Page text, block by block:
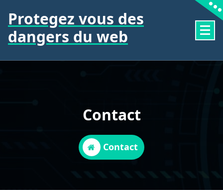
contenu
Protegez vous des
dangers du web
Contact
Contact